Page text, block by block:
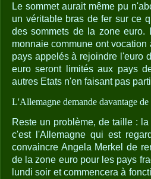
Le sommet aurait même pu
un véritable bras de fer sur ce
des sommets de la zone
monnaie commune ont
pays appelés à rejoindre l'euro
euro seront limités aux pays
autres Etats n'en faisant pas
L'Allemagne demande davantage
Reste un problème, de taille :
c'est l'Allemagne qui est
convaincre Angela Merkel de
de la zone euro pour les pays
lundi soir et commencera à